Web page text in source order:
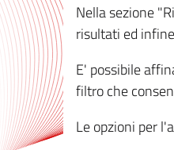
Nella sezione
risultati ed
E' possibile
filtro che
Le opzioni per